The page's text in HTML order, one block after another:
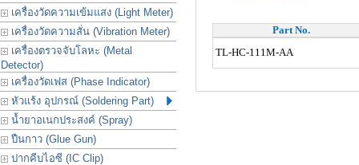
เครื่องวัดความเข้มแสง (Light Meter)
เครื่องวัดความสั่น (Vibration Meter)
เครื่องตรวจจับโลหะ (Metal
Detector)
เครื่องวัดเฟส (Phase Indicator)
หัวแร้ง อุปกรณ์ (Soldering Part)
น้ำยาอเนกประสงค์ (Spray)
ปืนกาว (Glue Gun)
ปากคีบไอซี (IC Clip)
Part No.
TL-HC-111M-AA